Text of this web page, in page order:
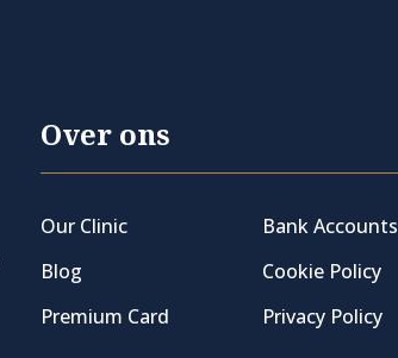
Over ons
Our Clinic
Blog
Premium Card
Bank Accounts
Cookie Policy
Privacy Policy